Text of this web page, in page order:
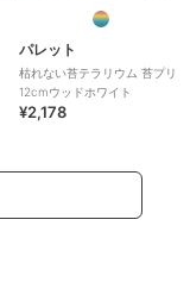
パレット
枯れない苔テラリウム 苔プリ
12cmウッドホワイト
¥2,178